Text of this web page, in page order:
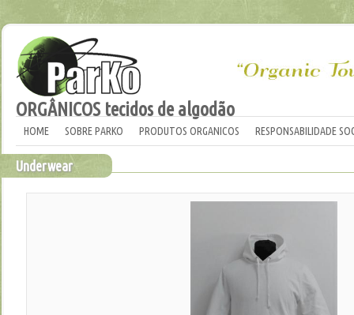
ORGÂNICOS tecidos de algodão
HOME SOBRE PARKO PRODUTOS ORGANICOS RESPONSABILIDADE
Underwear